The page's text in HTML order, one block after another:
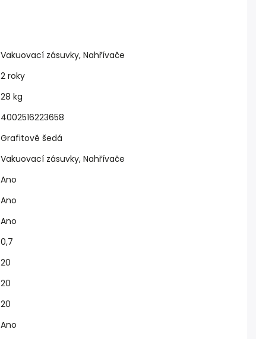
Vakuovací zásuvky, Nahřívače
2 roky
28 kg
4002516223658
Grafitově šedá
Vakuovací zásuvky, Nahřívače
Ano
Ano
Ano
0,7
20
20
20
Ano